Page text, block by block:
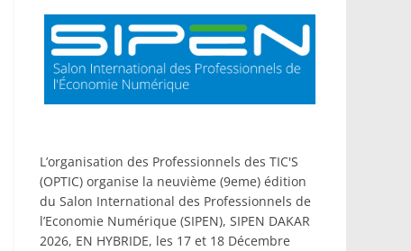
L’organisation des Professionnels des TIC'S
(OPTIC) organise la neuvième (9eme) édition
du Salon International des Professionnels de
l’Economie Numérique (SIPEN), SIPEN DAKAR
2026, EN HYBRIDE, les 17 et 18 Décembre